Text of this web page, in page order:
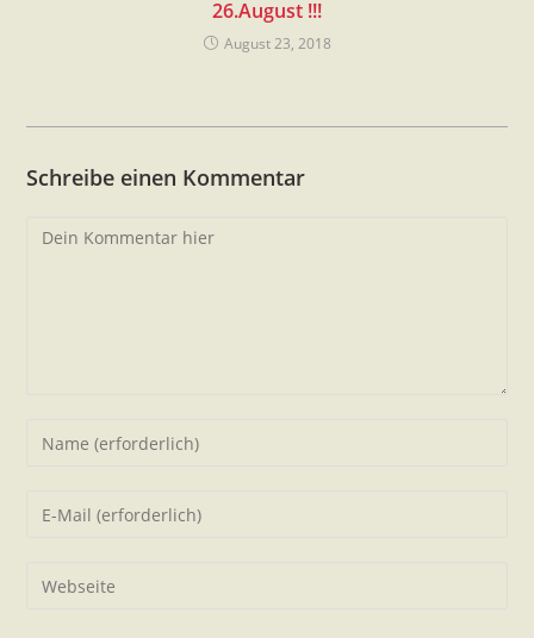
26.August !!!
August 23, 2018
Schreibe einen Kommentar